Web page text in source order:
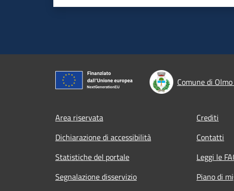
Comune di
Footer menu
Area riservata Crediti
Dichiarazione di accessibilità
Contatti
Statistiche del portale
Leggi le
Segnalazione disservizio
Piano di